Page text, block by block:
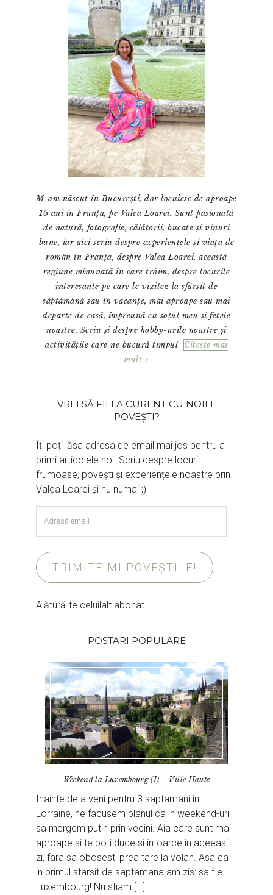
M-am născut în București, dar locuiesc de aproape
15 ani în Franța, pe Valea Loarei. Sunt pasionată
de natură, fotografie, călătorii, bucate și vinuri
bune, iar aici scriu despre experiențele și viața de
român în Franța, despre Valea Loarei, această
regiune minunată în care trăim, despre locurile
interesante pe care le vizitez la sfârșit de
săptămână sau în vacanțe, mai aproape sau mai
departe de casă, împreună cu soțul meu și fetele
noastre. Scriu și despre hobby-urile noastre și
activitățile care ne bucură timpul
Citeste mai
mult »
VREI SĂ FII LA CURENT CU NOILE
POVEȘTI?
Îți poți lăsa adresa de email mai jos pentru a
primi articolele noi. Scriu despre locuri
frumoase, povești și experiențele noastre prin
Valea Loarei și nu numai ;)
email
TRIMITE-MI POVEȘTILE!
Alătură-te celuilalt abonat.
POSTARI POPULARE
Weekend la Luxembourg (I) – Ville Haute
Inainte de a veni pentru 3 saptamani in
Lorraine, ne facusem planul ca in weekend-uri
sa mergem putin prin vecini. Aia care sunt mai
aproape si te poti duce si intoarce in aceeasi
zi, fara sa obosesti prea tare la volan. Asa ca
in primul sfarsit de saptamana am zis: sa fie
Luxembourg! Nu stiam […]